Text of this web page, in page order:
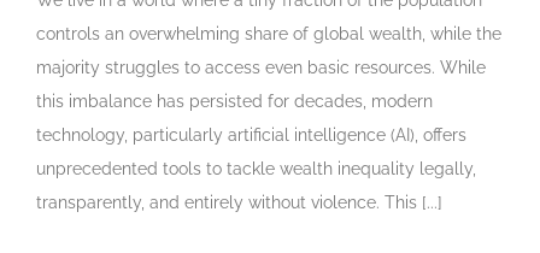
controls an overwhelming share of global wealth, while the
majority struggles to access even basic resources. While
this imbalance has persisted for decades, modern
technology, particularly artificial intelligence (AI), offers
unprecedented tools to tackle wealth inequality legally,
transparently, and entirely without violence. This [...]